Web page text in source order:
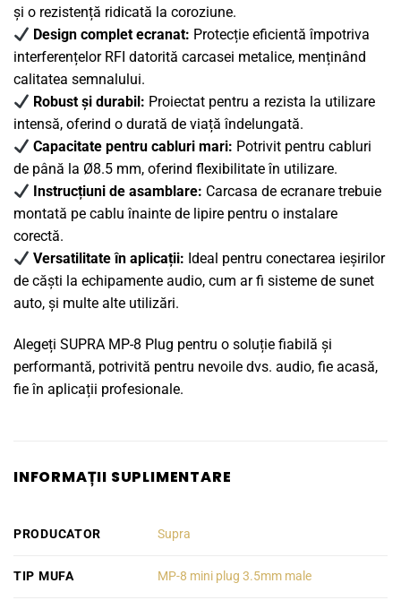
și o rezistență ridicată la coroziune.
Design complet ecranat: Protecție eficientă împotriva
interferențelor RFI datorită carcasei metalice, menținând
calitatea semnalului.
Robust și durabil: Proiectat pentru a rezista la utilizare
intensă, oferind o durată de viață îndelungată.
Capacitate pentru cabluri mari: Potrivit pentru cabluri
de până la Ø8.5 mm, oferind flexibilitate în utilizare.
Instrucțiuni de asamblare: Carcasa de ecranare trebuie
montată pe cablu înainte de lipire pentru o instalare
corectă.
Versatilitate în aplicații: Ideal pentru conectarea ieșirilor
de căști la echipamente audio, cum ar fi sisteme de sunet
auto, și multe alte utilizări.
Alegeți SUPRA MP-8 Plug pentru o soluție fiabilă și
performantă, potrivită pentru nevoile dvs. audio, fie acasă,
fie în aplicații profesionale.
INFORMAȚII SUPLIMENTARE
PRODUCATOR Supra
TIP MUFA MP-8 mini plug 3.5mm male